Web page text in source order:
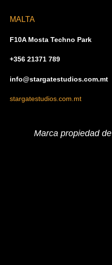
MALTA
F10A Mosta Techno Park
+356 21371 789
info@stargatestudios.com.mt
stargatestudios.com.mt
Marca propiedad de